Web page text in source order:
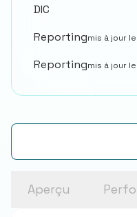
DIC
Reportingmis à jour
Reportingmis à jour
Aperçu